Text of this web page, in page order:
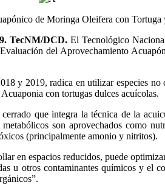
de Moringa Oleifera con Tortuga
TecNM/DCD. El Tecnológico
del Aprovechamiento
y 2019, radica en utilizar especies no
con tortugas dulces acuícolas.
que integra la técnica de la
son aprovechados como
(principalmente amonio y nitritos).
en espacios reducidos, puede
u otros contaminantes químicos y el